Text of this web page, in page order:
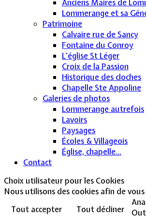
Anciens Maires de
Lommerange et sa
Patrimoine
Calvaire rue de Sancy
Fontaine du Conroy
L'église St Léger
Croix de la Passion
Historique des cloches
Chapelle Ste Appoline
Galeries de photos
Lommerange autrefois
Lavoirs
Paysages
Écoles & Villageois
Église, chapelle...
Contact
Choix utilisateur pour les Cookies
Nous utilisons des cookies afin de
Tout accepter
Tout décliner